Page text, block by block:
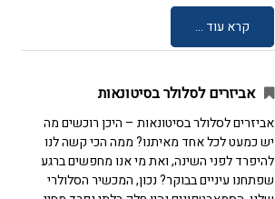
קרא עוד ...
אביזרים לסלולר בסיטונאות
אביזרים לסלולר בסיטונאות – היכן רוכשים מה
יש כמעט לכל אחד מאיתנו? ממה הכי קשה לנו
להיפרד לפני השינה, ואת מי אנו מחפשים ברגע
שפתחנו עיניים בבוקר? נכון, המכשיר הסלולרי